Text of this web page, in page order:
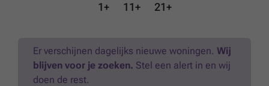
wettelijke recht voor om al dan niet te verkopen.
1+ 11+ 21+
Er verschijnen dagelijks nieuwe woningen. Wij
blijven voor je zoeken. Stel een alert in en wij
doen de rest.